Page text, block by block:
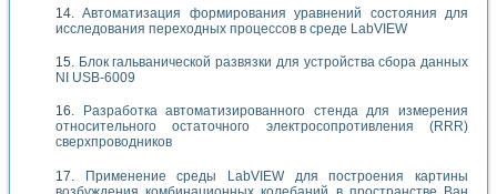
Автоматизация формирования уравнений состояния для
исследования переходных процессов в среде LabVIEW
Блок гальванической развязки для устройства сбора данных
NI USB-6009
Разработка автоматизированного стенда для измерения
относительного остаточного электросопротивления (RRR)
сверхпроводников
Применение среды LabVIEW для построения картины